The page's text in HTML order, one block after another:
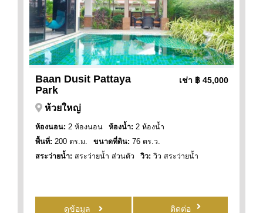
Baan Dusit Pattaya
Park
เช่า ฿ 45,000
ห้วยใหญ่
ห้องนอน: 2 ห้องนอน ห้องน้ำ: 2 ห้องน้ำ
พื้นที่: 200 ตร.ม. ขนาดที่ดิน: 76 ตร.ว.
สระว่ายน้ำ: สระว่ายน้ำ ส่วนตัว วิว: วิว สระว่ายน้ำ
ดูข้อมูล ติดต่อ